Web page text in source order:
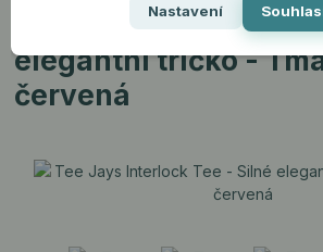
Tee Jays Interlock
elegantní tričko -
červená
Nastavení